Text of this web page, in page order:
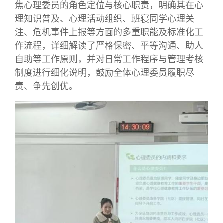
焦心理委员的角色定位与核心职责，明确其在心
理知识普及、心理活动组织、班寝同学心理关
注、危机事件上报等方面的多重职能及标准化工
作流程，详细解读了严格保密、平等沟通、助人
自助等工作原则，并对日常工作程序与管理考核
制度进行细化说明，鼓励全体心理委员履职尽
责、争先创优。